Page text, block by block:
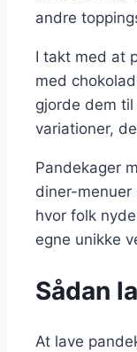
andre
I takt med at
med
gjorde dem
variationer,
Pandekager
diner-
hvor folk
egne unikke
Sådan
At lave